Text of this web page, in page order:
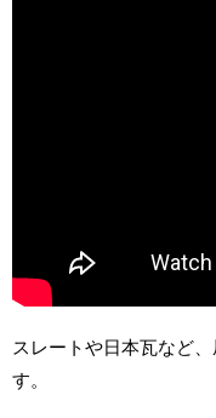
スレートや日本瓦など
す。